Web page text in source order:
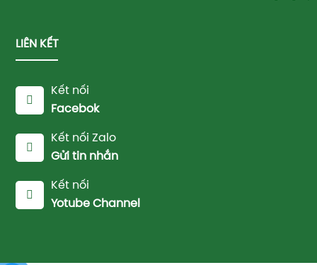
LIÊN KẾT
Kết nối
Facebok
Kết nối Zalo
Gửi tin nhắn
Kết nối
Yotube Channel